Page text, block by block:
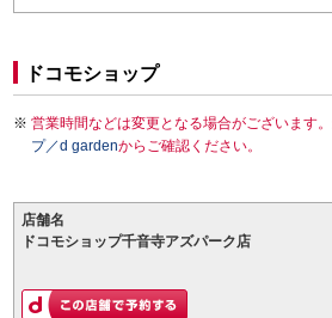
ドコモショップ
営業時間などは変更となる場合がございます
プ／d gardenからご確認ください。
店舗名
ドコモショップ千音寺アズパーク店